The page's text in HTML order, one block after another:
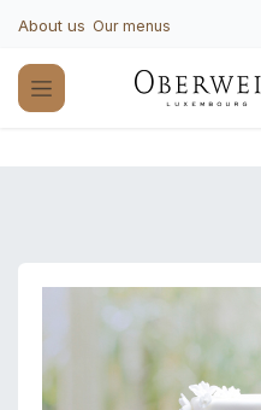
About us Our menus